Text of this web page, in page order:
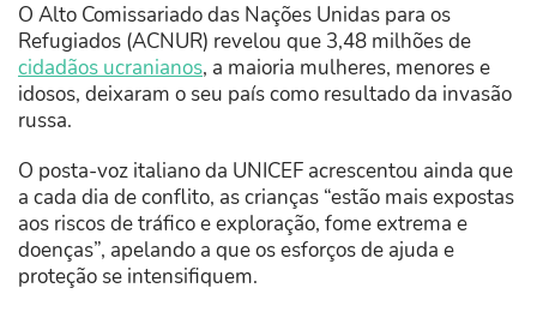
O Alto Comissariado das Nações Unidas para os
Refugiados (ACNUR) revelou que 3,48 milhões de
cidadãos ucranianos, a maioria mulheres, menores e
idosos, deixaram o seu país como resultado da invasão
russa.
O posta-voz italiano da UNICEF acrescentou ainda que
a cada dia de conflito, as crianças “estão mais expostas
aos riscos de tráfico e exploração, fome extrema e
doenças”, apelando a que os esforços de ajuda e
proteção se intensifiquem.